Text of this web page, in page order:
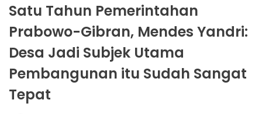
Satu Tahun Pemerintahan
Prabowo-Gibran, Mendes Yandri:
Desa Jadi Subjek Utama
Pembangunan itu Sudah Sangat
Tepat